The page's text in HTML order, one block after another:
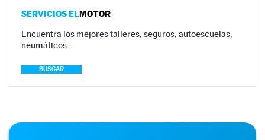
SERVICIOS ELMOTOR
Encuentra los mejores talleres, seguros, autoescuelas,
neumáticos…
BUSCAR